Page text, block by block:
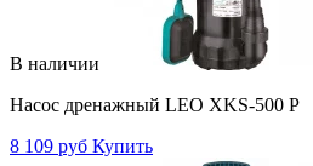
В наличии
Насос дренажный LEO XKS-500 P
8 109 руб Купить